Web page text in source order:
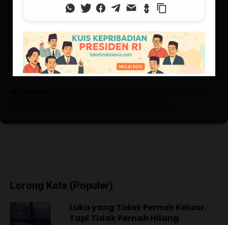
Lorong Kata (Populer)
Luka yang Tidak Pernah Keluar,
Tapi Tidak Pernah Hilang